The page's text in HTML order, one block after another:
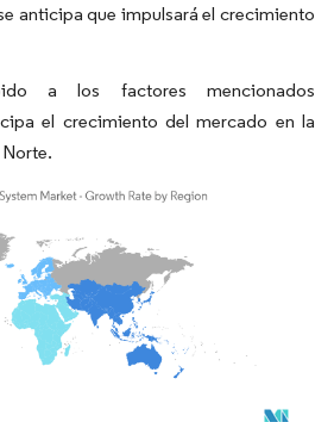
anticipa que impulsará el crecimiento
a los factores mencionados
el crecimiento del mercado en la